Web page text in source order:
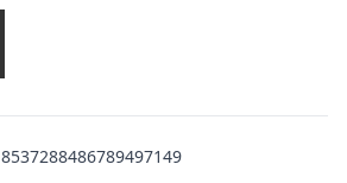
8537288486789497149